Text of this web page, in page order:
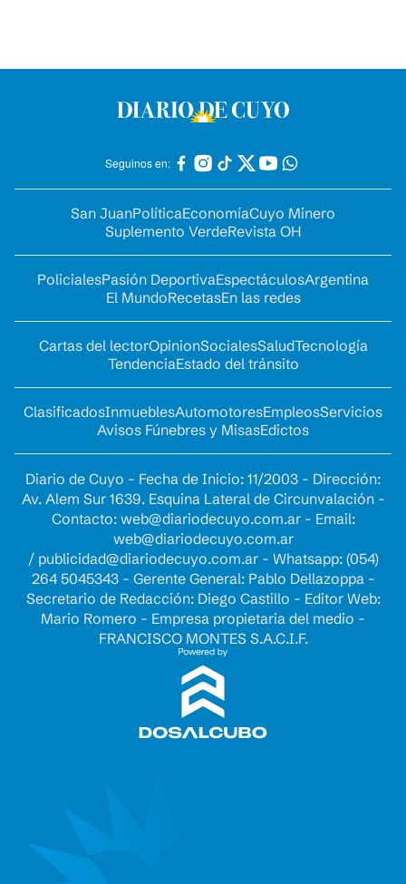
Seguinos en:
San JuanPolíticaEconomíaCuyo Minero
Suplemento VerdeRevista OH
PolicialesPasión DeportivaEspectáculosArgentina
El MundoRecetasEn las redes
Cartas del lectorOpinionSocialesSaludTecnología
TendenciaEstado del tránsito
ClasificadosInmueblesAutomotoresEmpleosServicios
Avisos Fúnebres y MisasEdictos
Diario de Cuyo - Fecha de Inicio: 11/2003 - Dirección:
Av. Alem Sur 1639. Esquina Lateral de Circunvalación -
Contacto: web@diariodecuyo.com.ar- Email:
web@diariodecuyo.com.ar
/ publicidad@diariodecuyo.com.ar- Whatsapp: (054)
264 5045343 - Gerente General: Pablo Dellazoppa -
Secretario de Redacción: Diego Castillo - Editor Web:
Mario Romero - Empresa propietaria del medio -
FRANCISCO MONTES S.A.C.I.F.